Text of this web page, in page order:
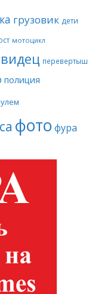
грузовик дети
мотоцикл
перевертыш
полиция
фото фура